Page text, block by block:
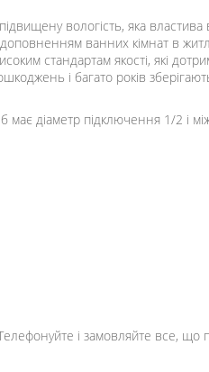
вологість, яка
ванних кімнат в
стандартам якості, які
і багато років
діаметр підключення 1/2 і
і замовляйте все, що